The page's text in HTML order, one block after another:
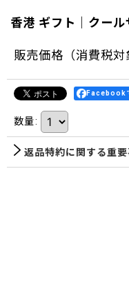
香港 ギフト｜クール
販売価格（消費税対
Facebook
数量:
返品特約に関する重